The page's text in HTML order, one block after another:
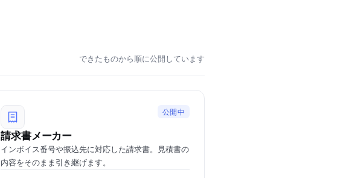
できたものから順に公開しています
公開中
請求書メーカー
インボイス番号や振込先に対応した請求書。見積書の
内容をそのまま引き継げます。